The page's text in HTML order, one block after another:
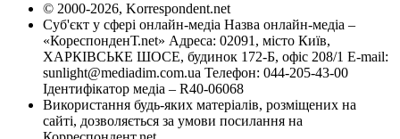
© 2000-2026, Korrespondent.net
Суб'єкт у сфері онлайн-медіа Назва онлайн-медіа –
«КореспонденТ.net» Адреса: 02091, місто Київ,
ХАРКІВСЬКЕ ШОСЕ, будинок 172-Б, офіс 208/1 E-mail:
sunlight@mediadim.com.ua Телефон: 044-205-43-00
Ідентифікатор медіа – R40-06068
Використання будь-яких матеріалів, розміщених на
сайті, дозволяється за умови посилання на